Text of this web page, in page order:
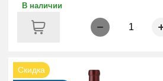
В наличии
1
Скидка